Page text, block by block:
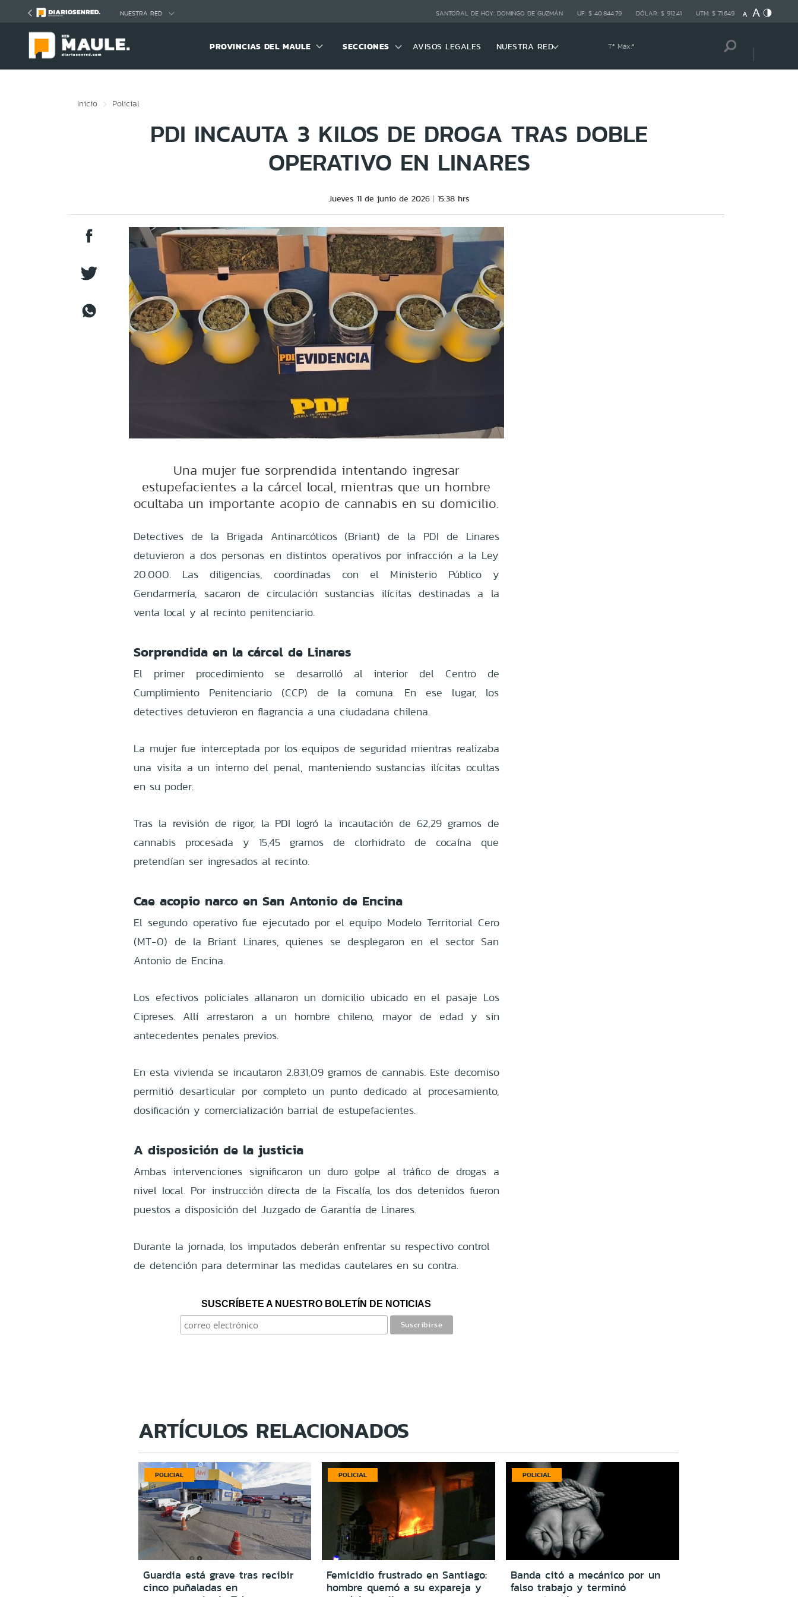
NUESTRA RED SANTORAL DE HOY: DOMINGO DE GUZMÁN UF: $ 40.844,79 DÓLAR: $ 912,41 UTM: $ 71.649
PROVINCIAS DEL MAULE SECCIONES AVISOS LEGALES NUESTRA RED Tª Máx:º
Inicio Policial
PDI INCAUTA 3 KILOS DE DROGA TRAS DOBLE
OPERATIVO EN LINARES
Jueves 11 de junio de 2026 15:38 hrs
Una mujer fue sorprendida intentando ingresar
estupefacientes a la cárcel local, mientras que un hombre
ocultaba un importante acopio de cannabis en su domicilio.
Detectives de la Brigada Antinarcóticos (Briant) de la PDI de Linares
detuvieron a dos personas en distintos operativos por infracción a la Ley
20.000. Las diligencias, coordinadas con el Ministerio Público y
Gendarmería, sacaron de circulación sustancias ilícitas destinadas a la
venta local y al recinto penitenciario.
Sorprendida en la cárcel de Linares
El primer procedimiento se desarrolló al interior del Centro de
Cumplimiento Penitenciario (CCP) de la comuna. En ese lugar, los
detectives detuvieron en flagrancia a una ciudadana chilena.
La mujer fue interceptada por los equipos de seguridad mientras realizaba
una visita a un interno del penal, manteniendo sustancias ilícitas ocultas
en su poder.
Tras la revisión de rigor, la PDI logró la incautación de 62,29 gramos de
cannabis procesada y 15,45 gramos de clorhidrato de cocaína que
pretendían ser ingresados al recinto.
Cae acopio narco en San Antonio de Encina
El segundo operativo fue ejecutado por el equipo Modelo Territorial Cero
(MT-0) de la Briant Linares, quienes se desplegaron en el sector San
Antonio de Encina.
Los efectivos policiales allanaron un domicilio ubicado en el pasaje Los
Cipreses. Allí arrestaron a un hombre chileno, mayor de edad y sin
antecedentes penales previos.
En esta vivienda se incautaron 2.831,09 gramos de cannabis. Este decomiso
permitió desarticular por completo un punto dedicado al procesamiento,
dosificación y comercialización barrial de estupefacientes.
A disposición de la justicia
Ambas intervenciones significaron un duro golpe al tráfico de drogas a
nivel local. Por instrucción directa de la Fiscalía, los dos detenidos fueron
puestos a disposición del Juzgado de Garantía de Linares.
Durante la jornada, los imputados deberán enfrentar su respectivo control
de detención para determinar las medidas cautelares en su contra.
SUSCRÍBETE A NUESTRO BOLETÍN DE NOTICIAS
ARTÍCULOS RELACIONADOS
POLICIAL
Guardia está grave tras recibir
cinco puñaladas en
POLICIAL
Femicidio frustrado en Santiago:
hombre quemó a su expareja y
POLICIAL
Banda citó a mecánico por un
falso trabajo y terminó